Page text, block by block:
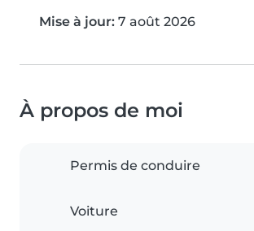
Mise à jour: 7 août 2026
À propos de moi
Permis de conduire
Voiture